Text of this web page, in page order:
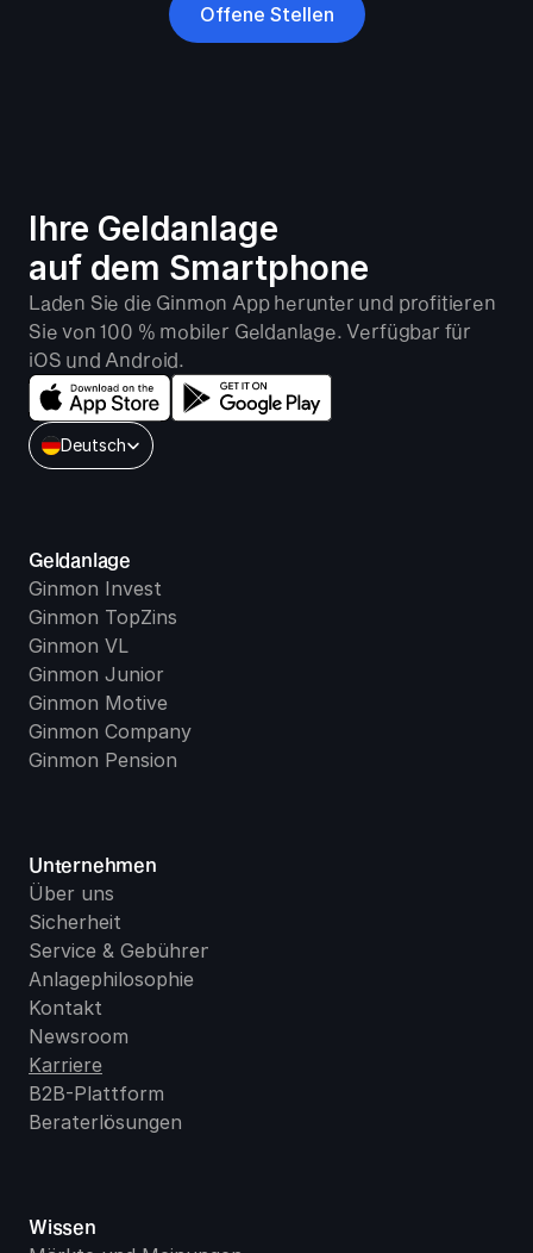
Offene Stellen
Ihre Geldanlage
auf dem Smartphone
Laden Sie die Ginmon App herunter und profitieren
Sie von 100 % mobiler Geldanlage. Verfügbar für
iOS und Android.
Select Language
Deutsch
Geldanlage
Ginmon Invest
Ginmon TopZins
Ginmon VL
Ginmon Junior
Ginmon Motive
Ginmon Company
Ginmon Pension
Unternehmen
Über uns
Sicherheit
Service & Gebühren
Anlagephilosophie
Kontakt
Newsroom
Karriere
B2B-Plattform
Beraterlösungen
Wissen